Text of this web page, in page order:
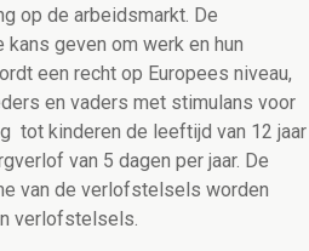
op de arbeidsmarkt. De
geven om werk en hun
een recht op Europees niveau,
en vaders met stimulans voor
tot kinderen de leeftijd van 12 jaar
van 5 dagen per jaar. De
van de verlofstelsels worden
verlofstelsels.